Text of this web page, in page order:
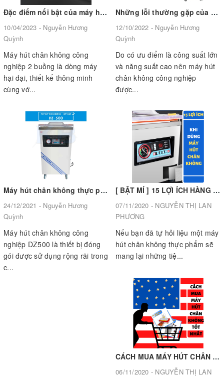
Đặc điểm nổi bật của máy hút chân không 2 buồng
10/04/2023 - Nguyễn Hương
Quỳnh
Máy hút chân không công
nghiệp 2 buồng là dòng máy
hại đại, thiết kế thông minh
cùng vớ...
Những lỗi thường gặp của máy hút chân không công nghiệp trong quá trình sử dụng và cách khắc phục
12/10/2022 - Nguyễn Hương
Quỳnh
Do có ưu điểm là công suất lớn
và năng suất cao nên máy hút
chân không công nghiệp
được...
Máy hút chân không thực phẩm công nghiệp DZ500 có gì đặc biệt
24/12/2021 - Nguyễn Hương
Quỳnh
Máy hút chân không công
nghiệp DZ500 là thiết bị đóng
gói được sử dụng rộng rãi trong
c...
[ BẬT MÍ ] 15 LỢI ÍCH HÀNG ĐẦU KHI SỬ DỤNG MÁY HÚT CHÂN KHÔNG, MÁY ĐÓNG GÓI, MÁY BẢO QUẢN
07/11/2020 - NGUYỄN THỊ LAN
PHƯƠNG
Nếu bạn đã tự hỏi liệu một máy
hút chân không thực phẩm sẽ
mang lại những tiệ...
CÁCH MUA MÁY HÚT CHÂN KHÔNG CÔNG SUẤT LỚN [ KINH NGHIỆM ĐÁNG NHỚ ]
06/11/2020 - NGUYỄN THỊ LAN